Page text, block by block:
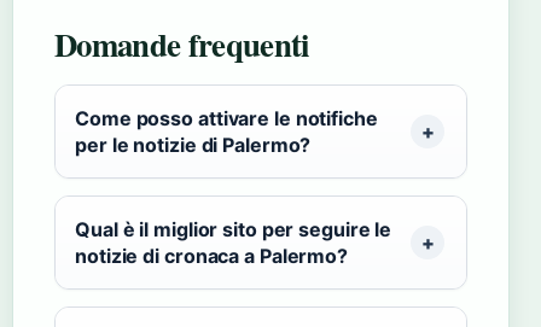
Domande frequenti
Come posso attivare le notifiche
per le notizie di Palermo?
Qual è il miglior sito per seguire le
notizie di cronaca a Palermo?